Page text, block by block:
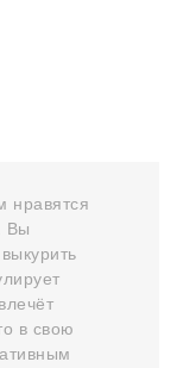
нравятся
Вы
в свою